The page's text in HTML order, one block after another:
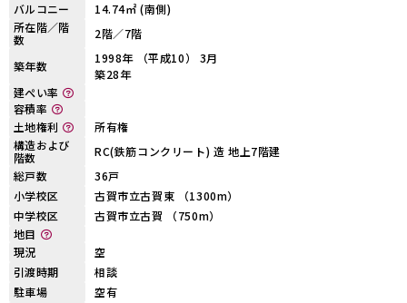
バルコニー
14.74㎡ (南側)
所在階／階
数
2階／7階
築年数
1998年 （平成10） 3月
築28年
建ぺい率
容積率
土地権利
所有権
構造および
階数
RC(鉄筋コンクリート) 造 地上7階建
総戸数
36戸
小学校区
古賀市立古賀東 （1300m）
中学校区
古賀市立古賀 （750m）
地目
現況
空
引渡時期
相談
駐車場
空有